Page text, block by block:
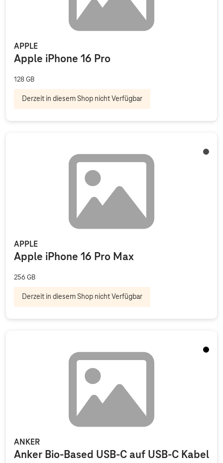
APPLE
Apple iPhone 16 Pro
128 GB
Derzeit in diesem Shop nicht Verfügbar
Titan
APPLE
Apple iPhone 16 Pro Max
256 GB
Derzeit in diesem Shop nicht Verfügbar
ANKER
Anker Bio-Based USB-C auf USB-C Kabel